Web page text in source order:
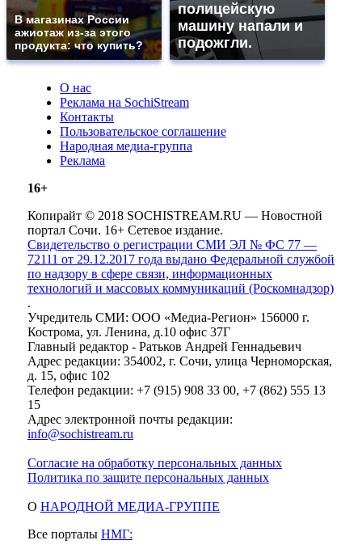
В магазинах России
ажиотаж из-за этого
продукта: что купить?
полицейскую
машину напали и
подожгли.
О нас
Реклама на SochiStream
Контакты
Пользовательское соглашение
Народная медиа-группа
Реклама
16+
Копирайт © 2018 SOCHISTREAM.RU — Новостной
портал Сочи. 16+ Сетевое издание.
Свидетельство о регистрации СМИ ЭЛ № ФС 77 —
72111 от 29.12.2017 года выдано Федеральной службой
по надзору в сфере связи, информационных
технологий и массовых коммуникаций (Роскомнадзор)
.
Учредитель СМИ: ООО «Медиа-Регион» 156000 г.
Кострома, ул. Ленина, д.10 офис 37Г
Главный редактор - Ратьков Андрей Геннадьевич
Адрес редакции: 354002, г. Сочи, улица Черноморская,
д. 15, офис 102
Телефон редакции: +7 (915) 908 33 00, +7 (862) 555 13
15
Адрес электронной почты редакции:
info@sochistream.ru
Согласие на обработку персональных данных
Политика по защите персональных данных
О НАРОДНОЙ МЕДИА-ГРУППЕ
Все порталы НМГ: